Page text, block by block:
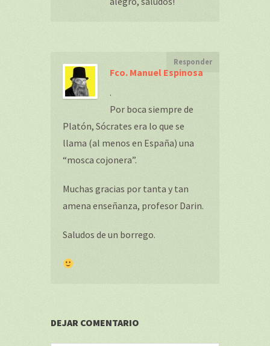
Fco. Manuel Espinosa
Responder
.
Por boca siempre de
Platón, Sócrates era lo que se
llama (al menos en España) una
“mosca cojonera”.
Muchas gracias por tanta y tan
amena enseñanza, profesor Darin.
Saludos de un borrego.
DEJAR COMENTARIO